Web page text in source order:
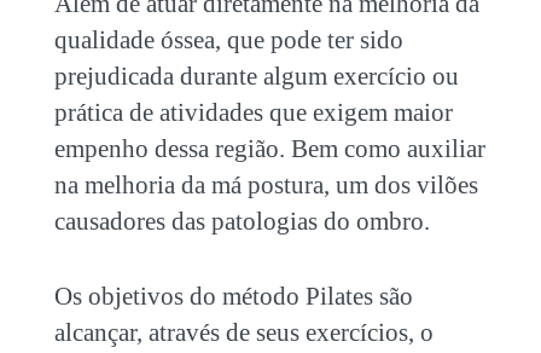
qualidade óssea, que pode ter sido
prejudicada durante algum exercício ou
prática de atividades que exigem maior
empenho dessa região. Bem como auxiliar
na melhoria da má postura, um dos vilões
causadores das patologias do ombro.
Os objetivos do método Pilates são
alcançar, através de seus exercícios, o